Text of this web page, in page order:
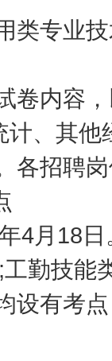
类专业
卷内容
、其他
各招聘
4月18
勤技能
设有考